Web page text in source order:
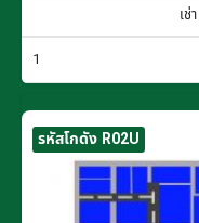
เช่า
1
รหัสโกดัง R02U